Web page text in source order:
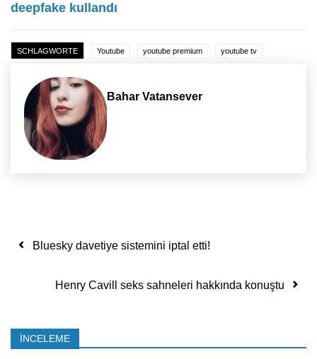
deepfake kullandı
SCHLAGWORTE Youtube youtube premium youtube tv
Bahar Vatansever
Yazı dolaşımı
Bluesky davetiye sistemini iptal etti!
Henry Cavill seks sahneleri hakkında konuştu
İNCELEME